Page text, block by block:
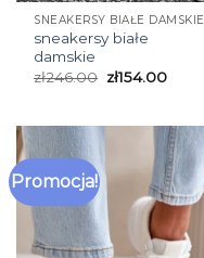
SNEAKERSY BIAŁE DAMSKIE
sneakersy białe
damskie
zł246.00 zł154.00
Promocja!